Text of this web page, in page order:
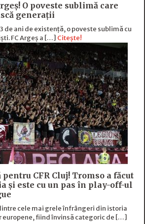
O poveste sublimă care
generaţii
de ani de existență, o poveste sublimă cu
FC Argeș a […] Citește!
CFR Cluj! Tromso a făcut
și este cu un pas în play-off-ul
cele mai grele înfrângeri din istoria
europene, fiind învinsă categoric de […]